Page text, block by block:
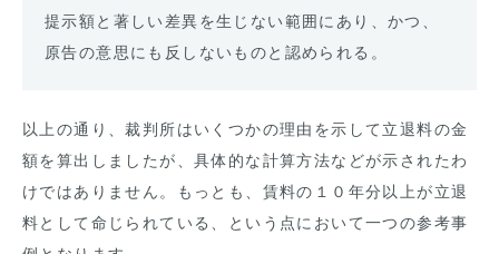
提示額と著しい差異を生じない範囲にあり、かつ、
原告の意思にも反しないものと認められる。
以上の通り、裁判所はいくつかの理由を示して立退料の金
額を算出しましたが、具体的な計算方法などが示されたわ
けではありません。もっとも、賃料の１０年分以上が立退
料として命じられている、という点において一つの参考事